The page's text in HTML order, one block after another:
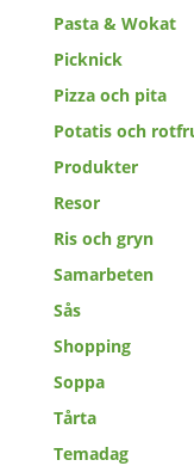
Pasta & Wokat
Picknick
Pizza och pita
Potatis och
Produkter
Resor
Ris och gryn
Samarbeten
Sås
Shopping
Soppa
Tårta
Temadag